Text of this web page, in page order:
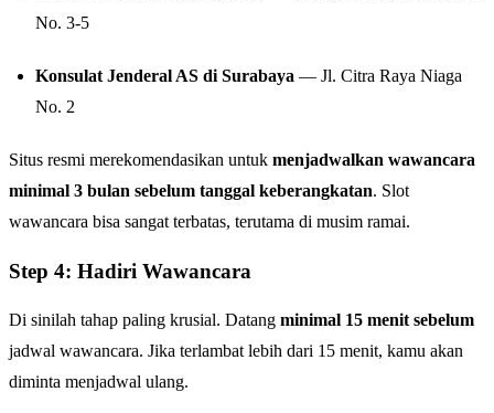
No. 3-5
Konsulat Jenderal AS di Surabaya — Jl. Citra Raya Niaga
No. 2
Situs resmi merekomendasikan untuk menjadwalkan wawancara
minimal 3 bulan sebelum tanggal keberangkatan. Slot
wawancara bisa sangat terbatas, terutama di musim ramai.
Step 4: Hadiri Wawancara
Di sinilah tahap paling krusial. Datang minimal 15 menit sebelum
jadwal wawancara. Jika terlambat lebih dari 15 menit, kamu akan
diminta menjadwal ulang.